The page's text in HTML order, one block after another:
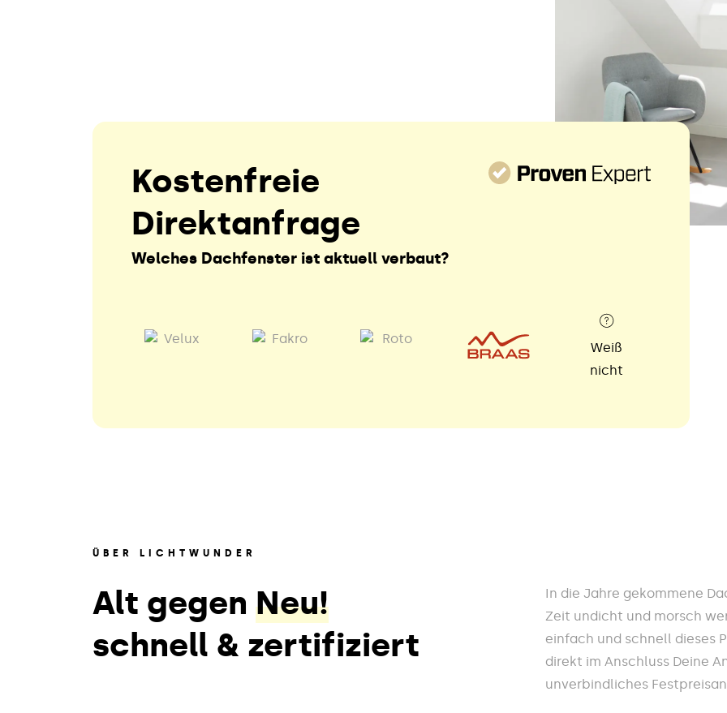
Kostenfreie
Direktanfrage
Welches Dachfenster ist aktuell verbaut?
Weiß
nicht
ÜBER LICHTWUNDER
Alt gegen Neu!
schnell & zertifiziert
In die Jahre gekommene
Zeit undicht und morsch
einfach und schnell dieses
direkt im Anschluss Deine
unverbindliches